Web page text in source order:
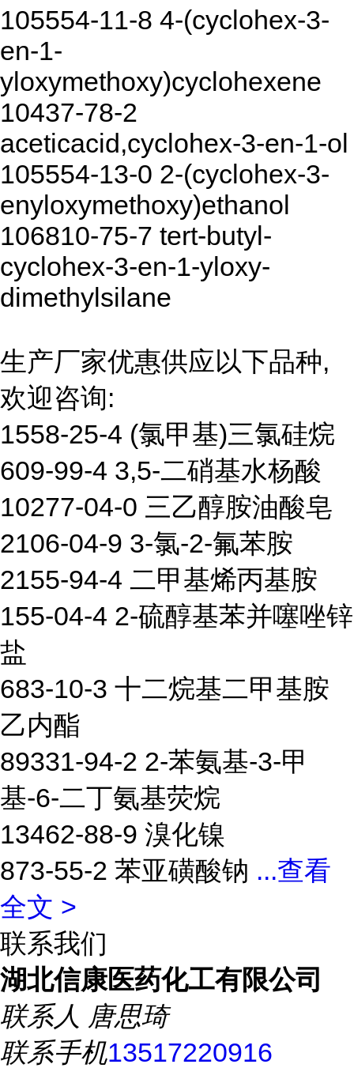
105554-11-8 4-(cyclohex-3-
en-1-
yloxymethoxy)cyclohexene
10437-78-2
aceticacid,cyclohex-3-en-1-ol
105554-13-0 2-(cyclohex-3-
enyloxymethoxy)ethanol
106810-75-7 tert-butyl-
cyclohex-3-en-1-yloxy-
dimethylsilane
生产厂家优惠供应以下品种,
欢迎咨询:
1558-25-4 (氯甲基)三氯硅烷
609-99-4 3,5-二硝基水杨酸
10277-04-0 三乙醇胺油酸皂
2106-04-9 3-氯-2-氟苯胺
2155-94-4 二甲基烯丙基胺
155-04-4 2-硫醇基苯并噻唑锌
盐
683-10-3 十二烷基二甲基胺
乙内酯
89331-94-2 2-苯氨基-3-甲
基-6-二丁氨基荧烷
13462-88-9 溴化镍
873-55-2 苯亚磺酸钠 ...查看
全文 >
联系我们
湖北信康医药化工有限公司
联系人 唐思琦
联系手机13517220916